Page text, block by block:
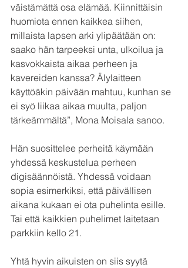
väistämättä osa elämää. Kiinnittäisin
huomiota ennen kaikkea siihen,
millaista lapsen arki ylipäätään on:
saako hän tarpeeksi unta, ulkoilua ja
kasvokkaista aikaa perheen ja
kavereiden kanssa? Älylaitteen
käyttöäkin päivään mahtuu, kunhan se
ei syö liikaa aikaa muulta, paljon
tärkeämmältä”, Mona Moisala sanoo.
Hän suosittelee perheitä käymään
yhdessä keskustelua perheen
digisäännöistä. Yhdessä voidaan
sopia esimerkiksi, että päivällisen
aikana kukaan ei ota puhelinta esille.
Tai että kaikkien puhelimet laitetaan
parkkiin kello 21.
Yhtä hyvin aikuisten on siis syytä